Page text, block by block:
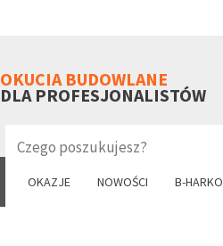
OKUCIA BUDOWLANE
DLA PROFESJONALISTÓW
OKAZJE NOWOŚCI B-HARKO